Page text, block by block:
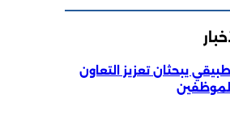
يبحثان تعزيز التعاون